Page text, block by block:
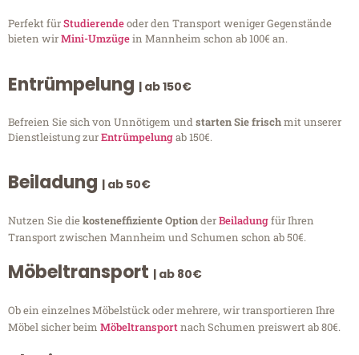
Perfekt fürStudierendeoder den Transport weniger Gegenstände
bieten wirMini-Umzügein Mannheim schon ab 100€ an.
Entrümpelung | ab 150€
Befreien Sie sich von Unnötigem undstarten Sie frischmit unserer
Dienstleistung zurEntrümpelungab 150€.
Beiladung | ab 50€
Nutzen Sie diekosteneffiziente OptionderBeiladungfür Ihren
Transport zwischen Mannheim und Schumen schon ab 50€.
Möbeltransport | ab 80€
Ob ein einzelnes Möbelstück oder mehrere, wir transportieren Ihre
Möbel sicher beim Möbeltransportnach Schumen preiswert ab 80€.